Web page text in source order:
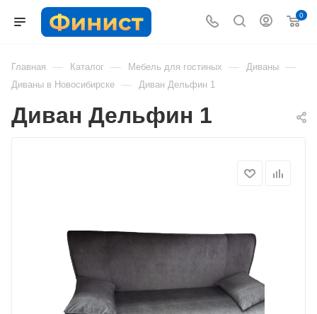
0
Главная — Каталог — Мебель для гостиных — Диваны —
Диваны в Новосибирске — Диван Дельфин 1
Диван Дельфин 1